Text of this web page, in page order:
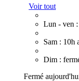
Voir tout
Lun - ven
Sam : 10h
Dim :
Fermé